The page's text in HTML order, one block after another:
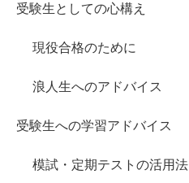
受験生としての心構え
現役合格のために
浪人生へのアドバイス
受験生への学習アドバイス
模試・定期テストの活用法